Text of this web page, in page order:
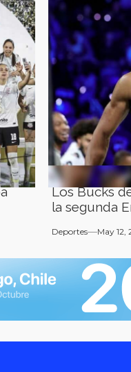
Los Bucks
la segunda
Deportes May 12,